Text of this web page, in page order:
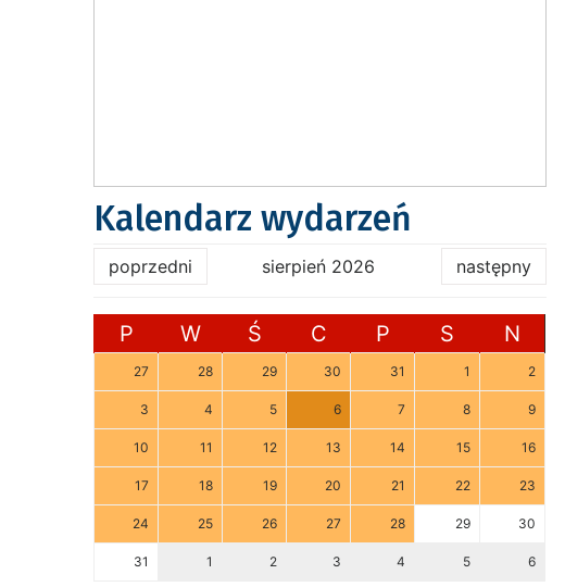
Kalendarz wydarzeń
poprzedni sierpień 2026 następny
P W Ś C P S N
27 28 29 30 31 1 2
3 4 5 6 7 8 9
10 11 12 13 14 15 16
17 18 19 20 21 22 23
24 25 26 27 28 29 30
31 1 2 3 4 5 6